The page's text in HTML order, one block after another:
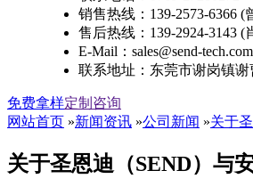
销售热线：139-2573-6366 (
售后热线：139-2924-3143 (
E-Mail：sales@send-tech.com
联系地址：东莞市谢岗镇谢
免费拿样定制咨询
网站首页 »新闻资讯 »公司新闻 »关于
关于圣恩迪（SEND）与